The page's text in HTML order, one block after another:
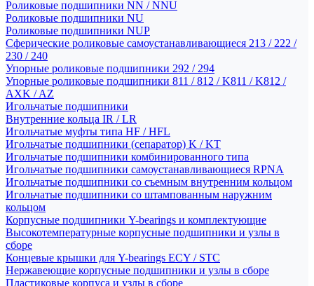
Роликовые подшипники NN / NNU
Роликовые подшипники NU
Роликовые подшипники NUP
Сферические роликовые самоустанавливающиеся 213 / 222 /
230 / 240
Упорные роликовые подшипники 292 / 294
Упорные роликовые подшипники 811 / 812 / K811 / K812 /
AXK / AZ
Игольчатые подшипники
Внутренние кольца IR / LR
Игольчатые муфты типа HF / HFL
Игольчатые подшипники (сепаратор) K / KT
Игольчатые подшипники комбинированного типа
Игольчатые подшипники самоустанавливающиеся RPNA
Игольчатые подшипники со съемным внутренним кольцом
Игольчатые подшипники со штампованным наружним
кольцом
Корпусные подшипники Y-bearings и комплектующие
Высокотемпературные корпусные подшипники и узлы в
сборе
Концевые крышки для Y-bearings ECY / STC
Нержавеющие корпусные подшипники и узлы в сборе
Пластиковые корпуса и узлы в сборе